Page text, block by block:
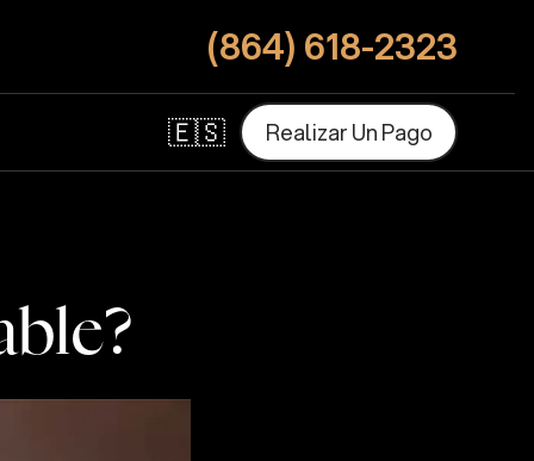
(864) 618-2323
🇪🇸 RealizarUnPago